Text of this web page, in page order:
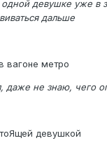
девушке уже в
дальше
вагоне метро
даже не знаю, чего
девушкой